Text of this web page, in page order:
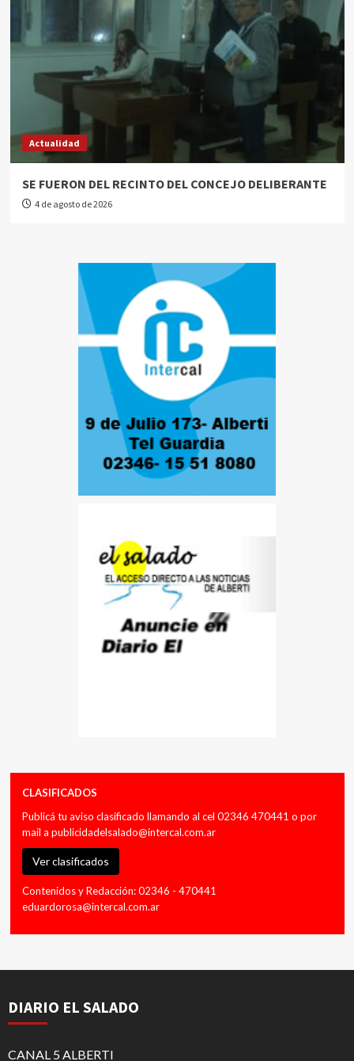
Actualidad
SE FUERON DEL RECINTO DEL CONCEJO DELIBERANTE
4 de agosto de 2026
CLASIFICADOS
Publicá tu aviso clasificado llamando al cel 02346 470441 o por
mail a publicidadelsalado@intercal.com.ar
Ver clasificados
Contenidos y Redacción: 02346 - 470441
eduardorosa@intercal.com.ar
DIARIO EL SALADO
CANAL 5 ALBERTI